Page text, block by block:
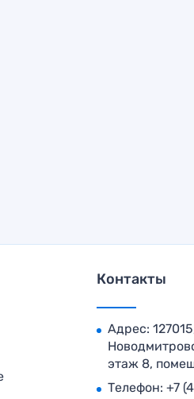
Контакты
Адрес:
этаж 8,
Телефон: +7